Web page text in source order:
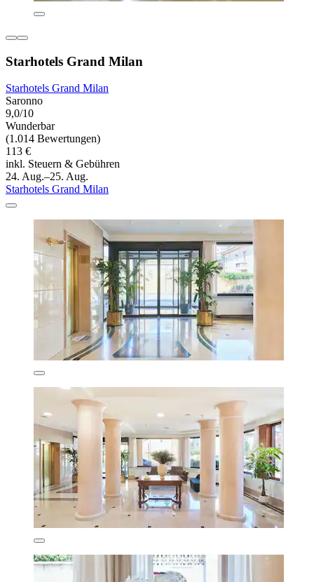
Starhotels Grand Milan
Starhotels Grand Milan
Saronno
9,0/10
Wunderbar
(1.014 Bewertungen)
113 €
inkl. Steuern & Gebühren
24. Aug.–25. Aug.
Starhotels Grand Milan